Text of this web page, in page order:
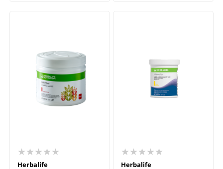
★★★★★
Herbalife
★★★★★
Herbalife